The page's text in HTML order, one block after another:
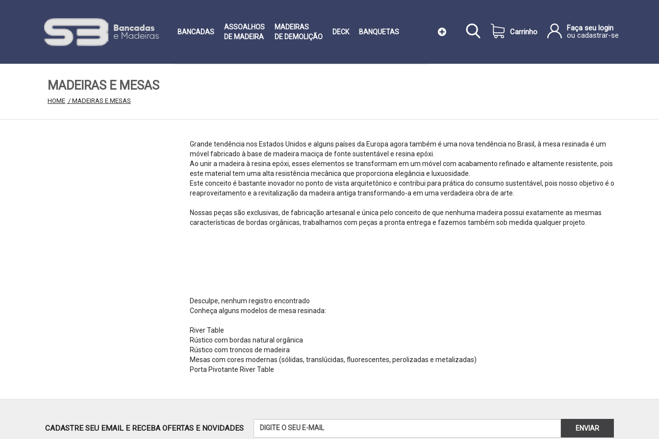
BANCADAS
ASSOALHOS
DE MADEIRA
MADEIRAS
DE DEMOLIÇÃO
DECK BANQUETAS Carrinho
Faça seu login
ou cadastrar-se
MADEIRAS E MESAS
HOME / MADEIRAS E MESAS
Grande tendência nos Estados Unidos e alguns países da Europa agora também é uma nova tendência no Brasil, à mesa resinada é um
móvel fabricado à base de madeira maciça de fonte sustentável e resina epóxi.
Ao unir a madeira à resina epóxi, esses elementos se transformam em um móvel com acabamento refinado e altamente resistente, pois
este material tem uma alta resistência mecânica que proporciona elegância e luxuosidade.
Este conceito é bastante inovador no ponto de vista arquitetônico e contribui para prática do consumo sustentável, pois nosso objetivo é o
reaproveitamento e a revitalização da madeira antiga transformando-a em uma verdadeira obra de arte.
Nossas peças são exclusivas, de fabricação artesanal e única pelo conceito de que nenhuma madeira possui exatamente as mesmas
características de bordas orgânicas, trabalhamos com peças a pronta entrega e fazemos também sob medida qualquer projeto.
Desculpe, nenhum registro encontrado
Conheça alguns modelos de mesa resinada:
River Table
Rústico com bordas natural orgânica
Rústico com troncos de madeira
Mesas com cores modernas (sólidas, translúcidas, fluorescentes, perolizadas e metalizadas)
Porta Pivotante River Table
CADASTRE SEU EMAIL E RECEBA OFERTAS E NOVIDADES ENVIAR